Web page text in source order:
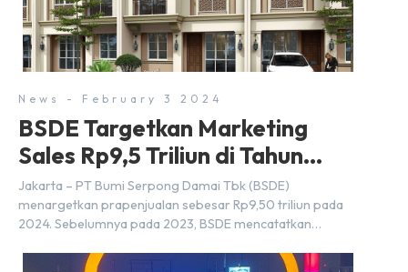
Airlangga Hartarto, setelah Rapat Terbatas (ratas)
bersama Jokowi di Istana Kepresidenan pada hari Senin,
18 Maret 2024. Selain […]
News - February 3 2024
BSDE Targetkan Marketing
Sales Rp9,5 Triliun di Tahun
2024
Jakarta – PT Bumi Serpong Damai Tbk (BSDE)
menargetkan prapenjualan sebesar Rp9,50 triliun pada
2024. Sebelumnya pada 2023, BSDE mencatatkan
melampaui target prapenjualan sebesar Rp8,80 triliun.